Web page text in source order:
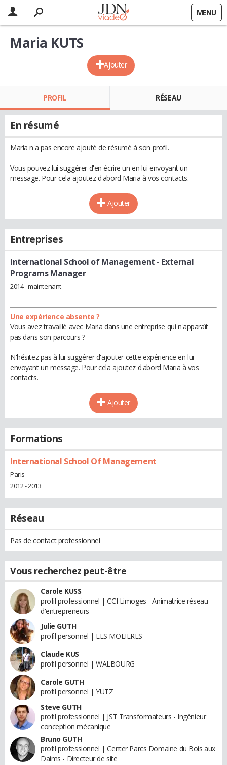
MENU
Ajouter
Maria KUTS
PROFIL RÉSEAU
En résumé
Maria n'a pas encore ajouté de résumé à son profil.
Vous pouvez lui suggérer d'en écrire un en lui envoyant un
message. Pour cela ajoutez d'abord Maria à vos contacts.
Ajouter
Entreprises
International School of Management - External
Programs Manager
2014 - maintenant
Une expérience absente ?
Vous avez travaillé avec Maria dans une entreprise qui n'apparaît
pas dans son parcours ?
N'hésitez pas à lui suggérer d'ajouter cette expérience en lui
envoyant un message. Pour cela ajoutez d'abord Maria à vos
contacts.
Ajouter
Formations
International School Of Management
Paris
2012 - 2013
Réseau
Pas de contact professionnel
Vous recherchez peut-être
Carole KUSS
profil professionnel | CCI Limoges - Animatrice réseau
d'entrepreneurs
Julie GUTH
profil personnel | LES MOLIERES
Claude KUS
profil personnel | WALBOURG
Carole GUTH
profil personnel | YUTZ
Steve GUTH
profil professionnel | JST Transformateurs - Ingénieur
conception mécanique
Bruno GUTH
profil professionnel | Center Parcs Domaine du Bois aux
Daims - Directeur de site